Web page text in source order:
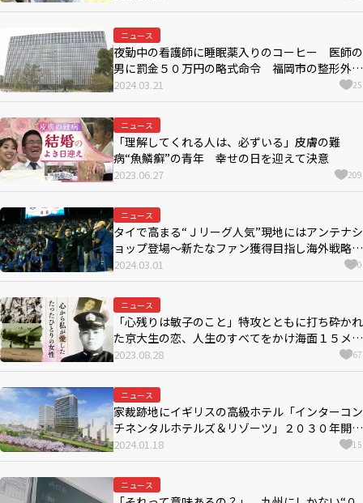
ニュース
夜勤中の看護師に睡眠薬入りのコーヒー 医師の
男に罰金５０万円の略式命令 福岡市の整形外科
医院で
2024.03.21 25
ニュース
「理解してくれる人は、必ずいる」皮膚の難
病“魚鱗癬”の青年 幸せの日を迎えて決意
2023.06.27 209
ニュース
タイで高まる“Ｊリーグ人気”現地にはアンテナシ
ョップ登場～新たなファン獲得目指し海外戦略強
化の動きも…タイ人記者が報告
2024.03.01 0
ニュース
「心残りは敏子のこと」特攻とともに打ち砕かれ
た京大生の恋、人生のすべてをかけ海面１５メー
トルを這うように飛行
2023.08.28 67
ニュース
家裁跡地にイギリスの高級ホテル「インターコン
チネンタルホテルズ＆リゾーツ」２０３０年開業
めざす
2024.01.18 15
ニュース